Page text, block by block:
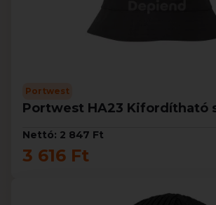
Portwest
Portwest HA23 Kifordítható
Nettó: 2 847 Ft
3 616 Ft